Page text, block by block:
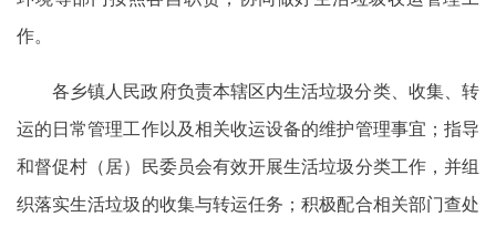
作。
各乡镇人民政府负责本辖区内生活垃圾分类、收集、转
运的日常管理工作以及相关收运设备的维护管理事宜；指导
和督促村（居）民委员会有效开展生活垃圾分类工作，并组
织落实生活垃圾的收集与转运任务；积极配合相关部门查处